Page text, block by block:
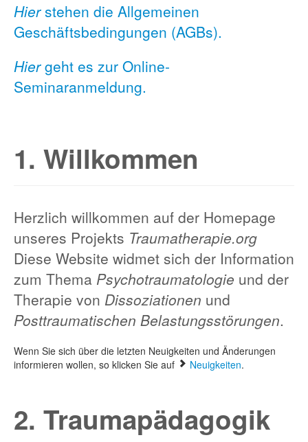
Hierstehen die Allgemeinen
Geschäftsbedingungen (AGBs).
Hiergeht es zur Online-
Seminaranmeldung.
1. Willkommen
Herzlich willkommen auf der Homepage
unseres Projekts Traumatherapie.org
Diese Website widmet sich der Information
zum Thema Psychotraumatologie und der
Therapie von Dissoziationen und
Posttraumatischen Belastungsstörungen.
Wenn Sie sich über die letzten Neuigkeiten und Änderungen
informieren wollen, so klicken Sie auf
Neuigkeiten.
2. Traumapädagogik